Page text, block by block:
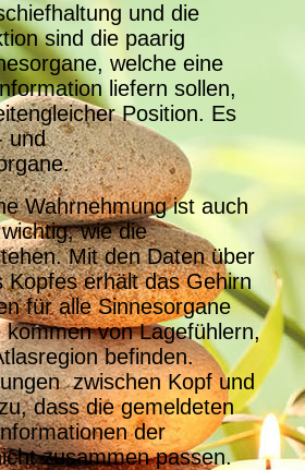
und die
sind die paarig
welche eine
liefern sollen,
Position. Es
und
Wahrnehmung ist auch
wie die
Mit den Daten über
Kopfes erhält das Gehirn
für alle Sinnesorgane
kommen von Lagefühlern,
befinden.
zwischen Kopf und
dass die gemeldeten
der
zusammen passen.